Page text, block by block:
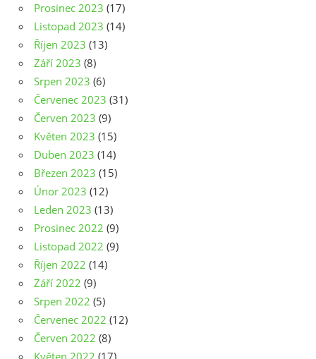
Prosinec 2023 (17)
Listopad 2023 (14)
Říjen 2023 (13)
Září 2023 (8)
Srpen 2023 (6)
Červenec 2023 (31)
Červen 2023 (9)
Květen 2023 (15)
Duben 2023 (14)
Březen 2023 (15)
Únor 2023 (12)
Leden 2023 (13)
Prosinec 2022 (9)
Listopad 2022 (9)
Říjen 2022 (14)
Září 2022 (9)
Srpen 2022 (5)
Červenec 2022 (12)
Červen 2022 (8)